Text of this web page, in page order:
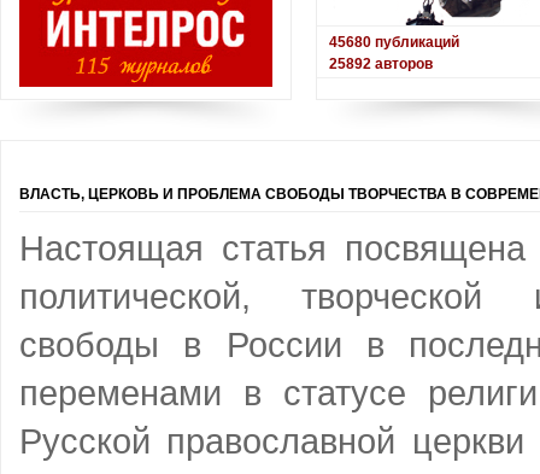
45680 публикаций
25892 авторов
ВЛАСТЬ, ЦЕРКОВЬ И ПРОБЛЕМА СВОБОДЫ ТВОРЧЕСТВА В
Настоящая статья
политической, творческой
свободы в России в
переменами в статусе
Русской православной